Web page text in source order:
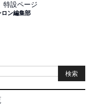
特設ページ
ロン編集部
検索